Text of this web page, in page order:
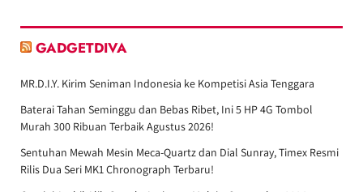
GADGETDIVA
MR.D.I.Y. Kirim Seniman Indonesia ke Kompetisi Asia Tenggara
Baterai Tahan Seminggu dan Bebas Ribet, Ini 5 HP 4G Tombol
Murah 300 Ribuan Terbaik Agustus 2026!
Sentuhan Mewah Mesin Meca-Quartz dan Dial Sunray, Timex Resmi
Rilis Dua Seri MK1 Chronograph Terbaru!